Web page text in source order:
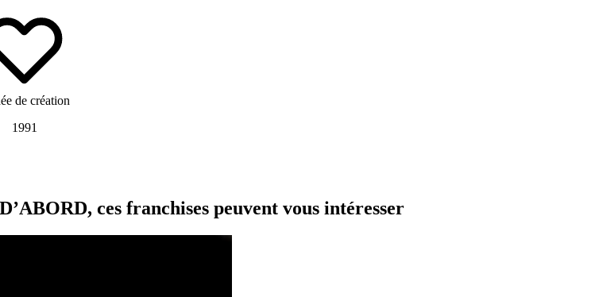
de création
1991
ces franchises peuvent vous intéresser